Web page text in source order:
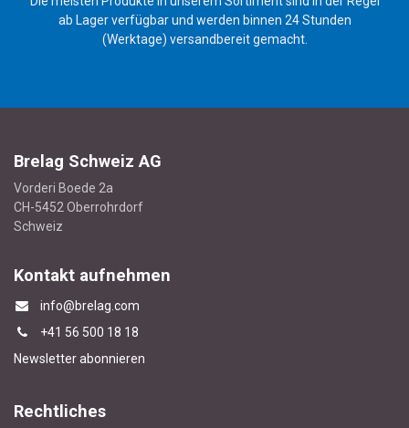
ab Lager verfügbar und werden binnen 24 Stunden
(Werktage) versandbereit gemacht.
Brelag Schweiz AG
Vorderi Boede 2a
CH-5452 Oberrohrdorf
Schweiz
Kontakt aufnehmen
info@brelag.com
+41 56 500 18 18
Newsletter abonnieren
Rechtliches